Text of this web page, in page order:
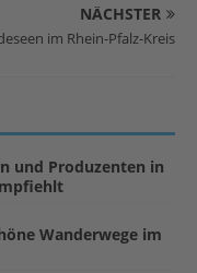
NÄCHSTER
im Rhein-Pfalz-Kreis
und Produzenten in
Wanderwege im